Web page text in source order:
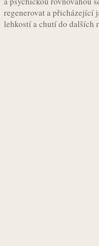
regenerovat a přicházející
lehkostí a chutí do dalších